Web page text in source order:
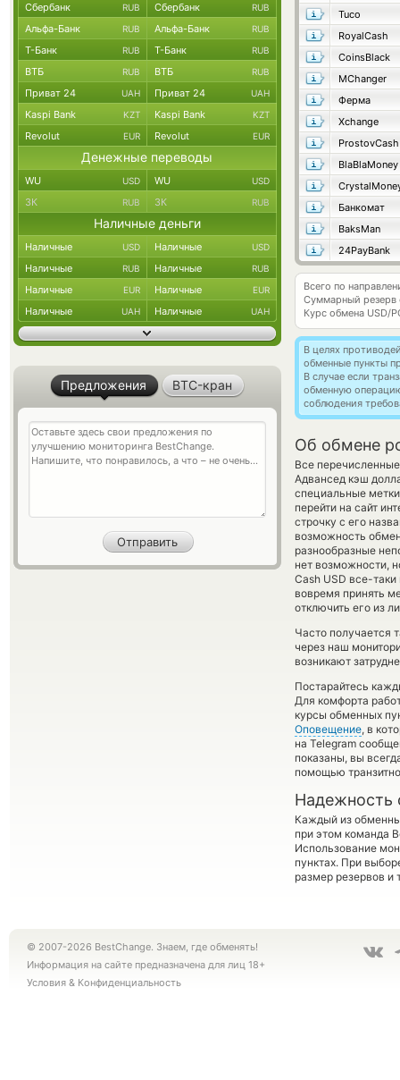
Tuco
RoyalCash
CoinsBlack
MChanger
Ферма
Xchange
ProstovCash
BlaBlaMoney
Банкомат
BaksMan
24PayBank
Всего по
Суммарный резерв
Курс обмена USD/
В целях
обменные пункты
В случае если
обменную
соблюдения
Об обмене
Все
Адвансед кэш
специальные
перейти на сайт
строчку с его
возможность
разнообразные
нет возможности,
Cash USD все-
вовремя принять
отключить его из
Часто получается
через наш
возникают
Постарайтесь
Для комфорта
курсы обменных
Оповещение, в
на Telegram
показаны, вы
помощью
Надежность
Каждый из
при этом команда
Использование
пунктах. При
размер резервов и
Сбербанк RUB Сбербанк RUB
Альфа-Банк RUB Альфа-Банк RUB
Т-Банк RUB Т-Банк RUB
ВТБ RUB ВТБ RUB
Приват 24 UAH Приват 24 UAH
Kaspi Bank KZT Kaspi Bank KZT
Revolut EUR Revolut EUR
Денежные переводы
WU USD WU USD
ЗК RUB ЗК RUB
Наличные деньги
Наличные USD Наличные USD
Наличные RUB Наличные RUB
Наличные EUR Наличные EUR
Наличные UAH Наличные UAH
Предложения BTC-кран
© 2007-2026 BestChange. Знаем, где обменять!
Информация на сайте предназначена для лиц 18+
Условия & Конфиденциальность